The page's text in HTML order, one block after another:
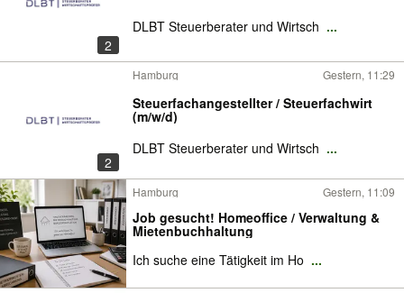
2
DLBT Steuerberater und Wirtsch ...
2
Hamburg Gestern, 11:29
Steuerfachangestellter / Steuerfachwirt
(m/w/d)
DLBT Steuerberater und Wirtsch ...
Hamburg Gestern, 11:09
Job gesucht! Homeoffice / Verwaltung &
Mietenbuchhaltung
Ich suche eine Tätigkeit im Ho ...